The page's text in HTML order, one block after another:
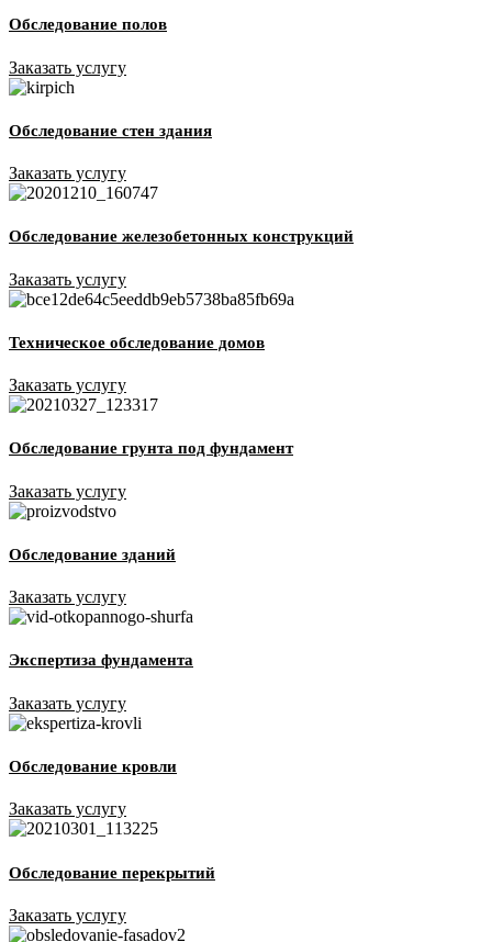
Обследование полов
Заказать услугу
Обследование стен здания
Заказать услугу
Обследование железобетонных конструкций
Заказать услугу
Техническое обследование домов
Заказать услугу
Обследование грунта под фундамент
Заказать услугу
Обследование зданий
Заказать услугу
Экспертиза фундамента
Заказать услугу
Обследование кровли
Заказать услугу
Обследование перекрытий
Заказать услугу